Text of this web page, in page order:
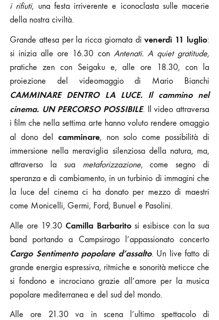
i rifiuti, una festa irriverente e iconoclasta sulle macerie
della nostra civiltà.
Grande attesa per la ricca giornata divenerdì 11 luglio:
si inizia alle ore 16.30 con Antenati. A quiet gratitude,
pratiche zen con Seigaku e, alle ore 18.30, con la
proiezione del videomaggio di Mario Bianchi
CAMMINARE DENTRO LA LUCE. Il cammino nel
cinema. UN PERCORSO POSSIBILE. Il video attraversa
i film che nella settima arte hanno voluto rendere omaggio
al dono del camminare, non solo come possibilità di
immersione nella meraviglia silenziosa della natura, ma,
attraverso la sua metaforizzazione, come segno di
speranza e di cambiamento, in un turbinio di immagini che
la luce del cinema ci ha donato per mezzo di maestri
come Monicelli, Germi, Ford, Bunuel e Pasolini.
Alle ore 19.30 Camilla Barbaritosi esibisce con la sua
band portando a Campsirago l’appassionato concerto
Cargo Sentimento popolare d’assalto. Un live fatto di
grande energia espressiva, ritmiche e sonorità meticce che
si fondono e incrociano grazie all’amore per la musica
popolare mediterranea e del sud del mondo.
Alle ore 21.30 va in scena l’ultimo spettacolo di